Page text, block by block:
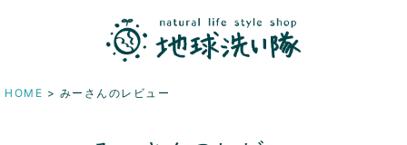
HOME みーさんのレビュー